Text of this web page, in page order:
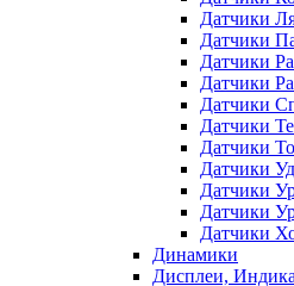
Датчики
Датчики
Датчики
Датчики
Датчики
Датчики
Датчики
Датчики
Датчики
Датчики
Датчики
Динамики
Дисплеи,